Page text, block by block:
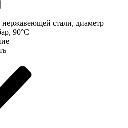
стали, диаметр
90°C